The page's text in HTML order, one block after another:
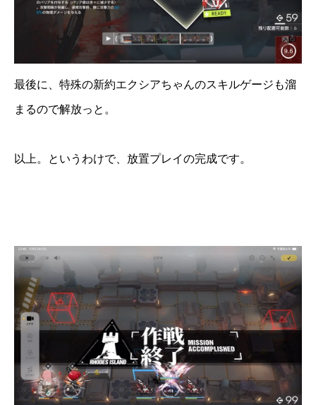
最後に、特殊の新約エクシアちゃんのスキルゲージも溜
まるので解放っと。
以上。というわけで、放置プレイの完成です。